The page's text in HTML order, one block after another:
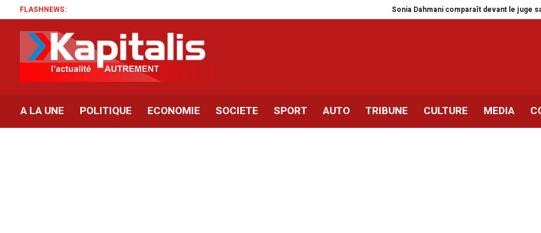
FLASHNEWS: Sonia Dahmani comparaît devant le juge sans
A LA UNE POLITIQUE ECONOMIE SOCIETE SPORT AUTO TRIBUNE CULTURE MEDIA